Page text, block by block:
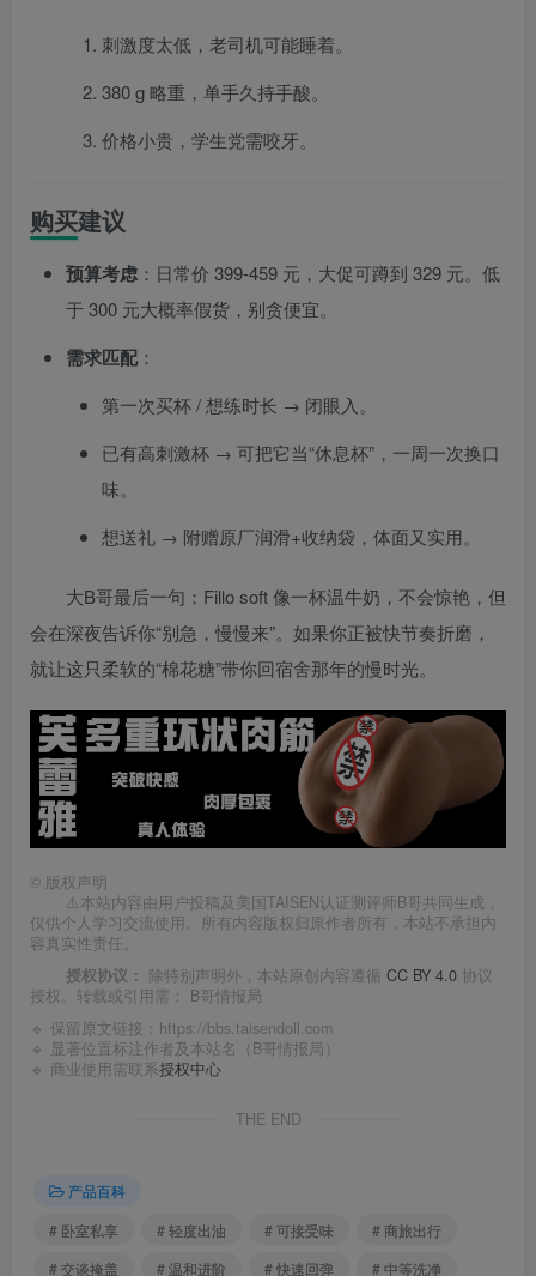
刺激度太低，老司机可能睡着。
380 g 略重，单手久持手酸。
价格小贵，学生党需咬牙。
购买建议
预算考虑 ：日常价 399-459 元，大促可蹲到 329 元。低
于 300 元大概率假货，别贪便宜。
需求匹配：
第一次买杯 / 想练时长 → 闭眼入。
已有高刺激杯 → 可把它当“休息杯”，一周一次换口
味。
想送礼 → 附赠原厂润滑+收纳袋，体面又实用。
大B哥最后一句：Fillo soft 像一杯温牛奶，不会惊艳，但
会在深夜告诉你“别急，慢慢来”。如果你正被快节奏折磨，
就让这只柔软的“棉花糖”带你回宿舍那年的慢时光。
© 版权声明
⚠️本站内容由用户投稿及美国TAISEN认证测评师B哥共同生成，
仅供个人学习交流使用。所有内容版权归原作者所有，本站不承担内
容真实性责任。
授权协议： 除特别声明外，本站原创内容遵循 CC BY 4.0 协议
授权。转载或引用需： B哥情报局
🔹 保留原文链接： https://bbs.taisendoll.com
🔹 显著位置标注作者及本站名（B哥情报局）
🔹 商业使用需联系授权中心
THE END
产品百科
# 卧室私享
# 轻度出油 # 可接受味
# 商旅出行
# 交谈掩盖
# 温和进阶 # 快速回弹
# 中等洗净